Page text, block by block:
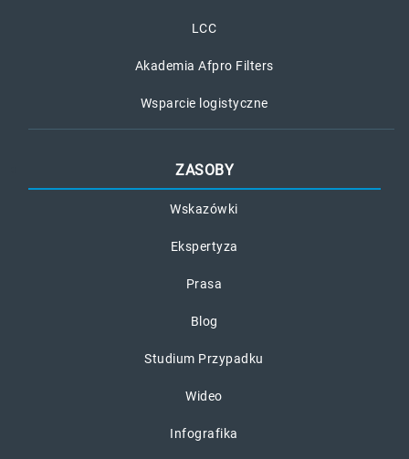
LCC
Akademia Afpro Filters
Wsparcie logistyczne
ZASOBY
Wskazówki
Ekspertyza
Prasa
Blog
Studium Przypadku
Wideo
Infografika